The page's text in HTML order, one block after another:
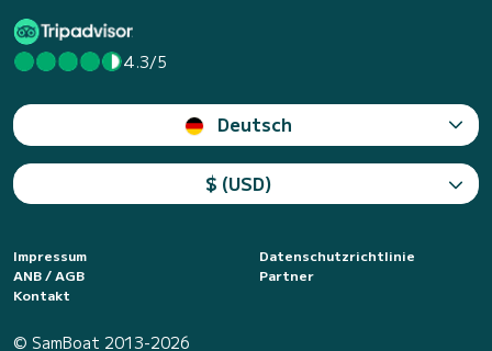
4.3/5
Deutsch
$ (USD)
Impressum
Datenschutzrichtlinie
ANB / AGB
Partner
Kontakt
© SamBoat 2013-2026